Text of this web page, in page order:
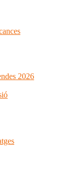
2026